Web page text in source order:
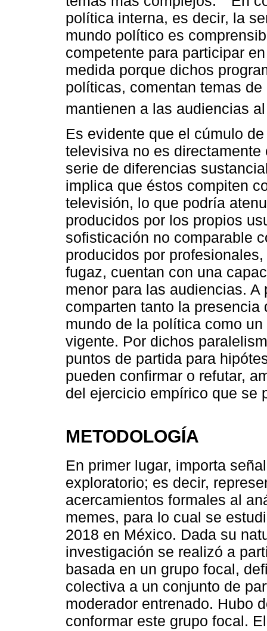
política interna, es decir, la
mundo político es
competente para participar
medida porque dichos
políticas, comentan temas
mantienen a las audiencias
Es evidente que el cúmulo
televisiva no es
serie de diferencias
implica que éstos compiten
televisión, lo que podría
producidos por los propios
sofisticación no comparable
producidos por
fugaz, cuentan con una
menor para las audiencias.
comparten tanto la
mundo de la política como
vigente. Por dichos
puntos de partida para
pueden confirmar o refutar,
del ejercicio empírico que se
METODOLOGÍA
En primer lugar, importa
exploratorio; es decir,
acercamientos formales al
memes, para lo cual se
2018 en México. Dada su
investigación se realizó a
basada en un grupo focal,
colectiva a un conjunto de
moderador entrenado. Hubo
conformar este grupo focal.